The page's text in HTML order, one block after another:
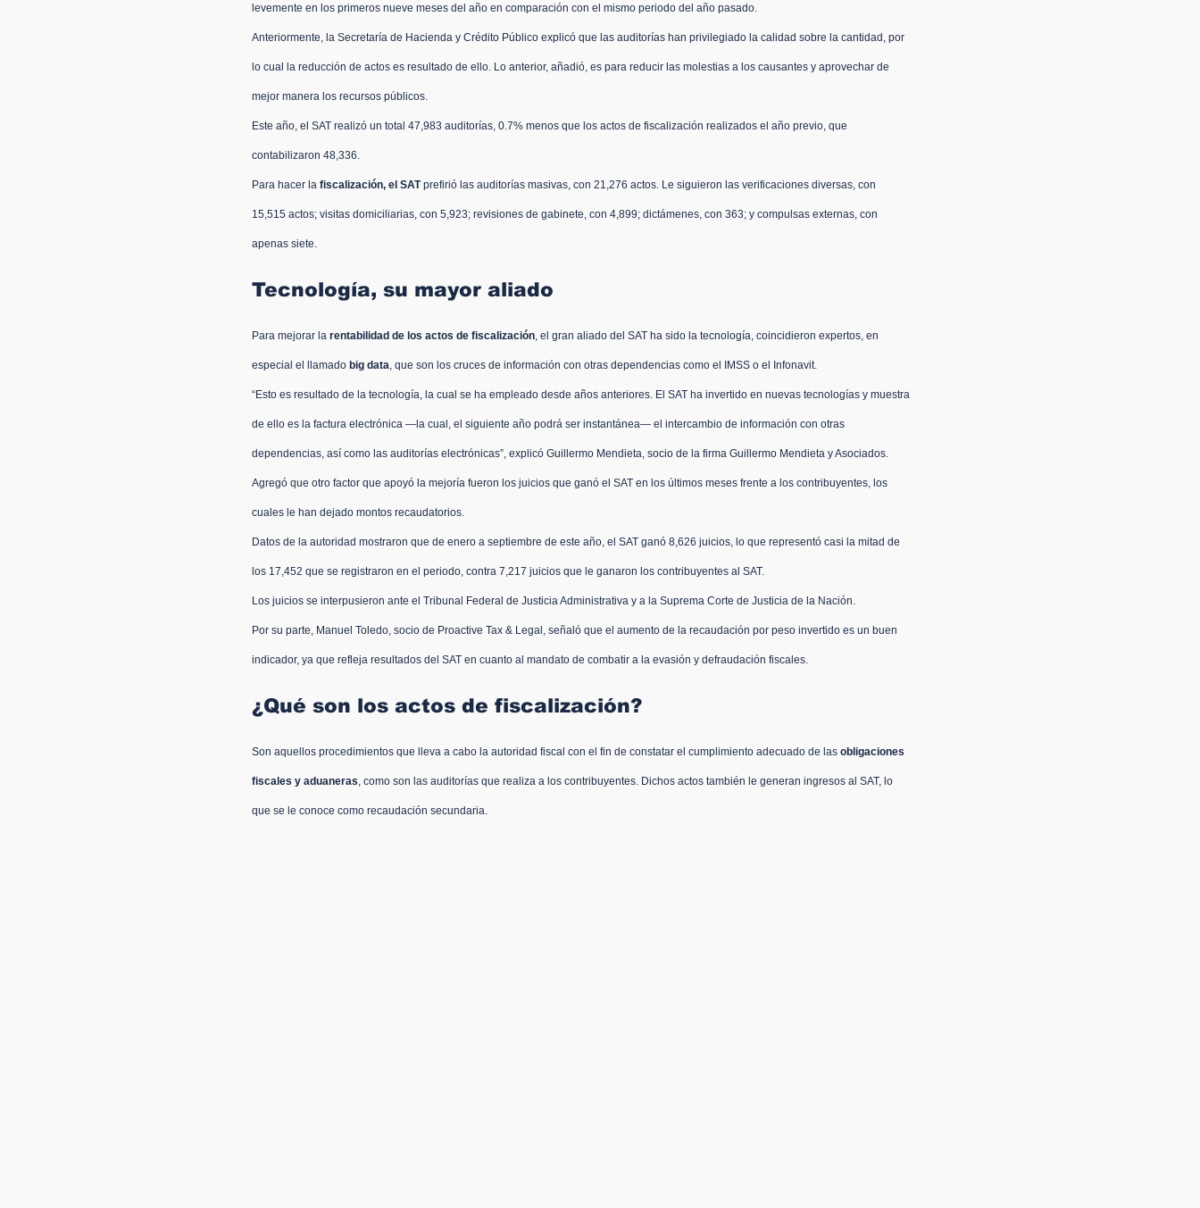
levemente en los primeros nueve meses del año en comparación con el mismo periodo del año pasado.
Anteriormente, la Secretaría de Hacienda y Crédito Público explicó que las auditorías han privilegiado la calidad sobre la cantidad, por
lo cual la reducción de actos es resultado de ello. Lo anterior, añadió, es para reducir las molestias a los causantes y aprovechar de
mejor manera los recursos públicos.
Este año, el SAT realizó un total 47,983 auditorías, 0.7% menos que los actos de fiscalización realizados el año previo, que
contabilizaron 48,336.
Para hacer la fiscalización, el SAT prefirió las auditorías masivas, con 21,276 actos. Le siguieron las verificaciones diversas, con
15,515 actos; visitas domiciliarias, con 5,923; revisiones de gabinete, con 4,899; dictámenes, con 363; y compulsas externas, con
apenas siete.
Tecnología, su mayor aliado
Para mejorar la rentabilidad de los actos de fiscalización, el gran aliado del SAT ha sido la tecnología, coincidieron expertos, en
especial el llamado big data, que son los cruces de información con otras dependencias como el IMSS o el Infonavit.
“Esto es resultado de la tecnología, la cual se ha empleado desde años anteriores. El SAT ha invertido en nuevas tecnologías y muestra
de ello es la factura electrónica —la cual, el siguiente año podrá ser instantánea— el intercambio de información con otras
dependencias, así como las auditorías electrónicas”, explicó Guillermo Mendieta, socio de la firma Guillermo Mendieta y Asociados.
Agregó que otro factor que apoyó la mejoría fueron los juicios que ganó el SAT en los últimos meses frente a los contribuyentes, los
cuales le han dejado montos recaudatorios.
Datos de la autoridad mostraron que de enero a septiembre de este año, el SAT ganó 8,626 juicios, lo que representó casi la mitad de
los 17,452 que se registraron en el periodo, contra 7,217 juicios que le ganaron los contribuyentes al SAT.
Los juicios se interpusieron ante el Tribunal Federal de Justicia Administrativa y a la Suprema Corte de Justicia de la Nación.
Por su parte, Manuel Toledo, socio de Proactive Tax & Legal, señaló que el aumento de la recaudación por peso invertido es un buen
indicador, ya que refleja resultados del SAT en cuanto al mandato de combatir a la evasión y defraudación fiscales.
¿Qué son los actos de fiscalización?
Son aquellos procedimientos que lleva a cabo la autoridad fiscal con el fin de constatar el cumplimiento adecuado de las obligaciones
fiscales y aduaneras, como son las auditorías que realiza a los contribuyentes. Dichos actos también le generan ingresos al SAT, lo
que se le conoce como recaudación secundaria.